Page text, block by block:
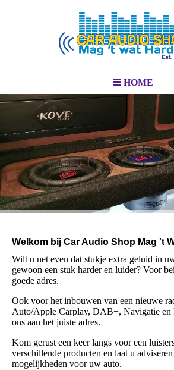
HOME
Welkom bij Car Audio Shop Mag 't
Wilt u net even dat stukje extra geluid in
gewoon een stuk harder en luider? Voor
goede adres.
Ook voor het inbouwen van een nieuwe
Auto/Apple Carplay, DAB+, Navigatie en
ons aan het juiste adres.
Kom gerust een keer langs voor een
verschillende producten en laat u
mogelijkheden voor uw auto.